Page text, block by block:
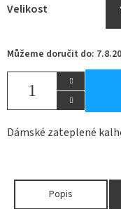
Velikost
Můžeme doručit do:
Dámské zateplené
Popis